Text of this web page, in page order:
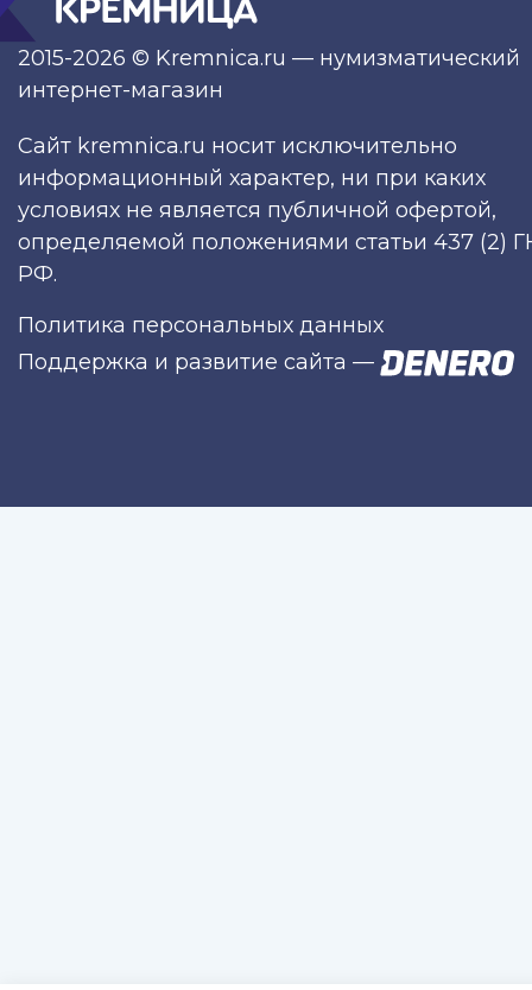
2015-2026 © Kremnica.ru — нумизматический
интернет-магазин
Сайт kremnica.ru носит исключительно
информационный характер, ни при каких
условиях не является публичной офертой,
определяемой положениями статьи 437 (2)
РФ.
Политика персональных данных
Поддержка и развитие сайта —